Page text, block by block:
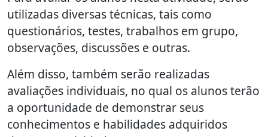
utilizadas diversas técnicas, tais como
questionários, testes, trabalhos em grupo,
observações, discussões e outras.
Além disso, também serão realizadas
avaliações individuais, no qual os alunos terão
a oportunidade de demonstrar seus
conhecimentos e habilidades adquiridos